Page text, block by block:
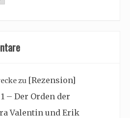
zu [Rezension]
– Der Orden der
Valentin und Erik